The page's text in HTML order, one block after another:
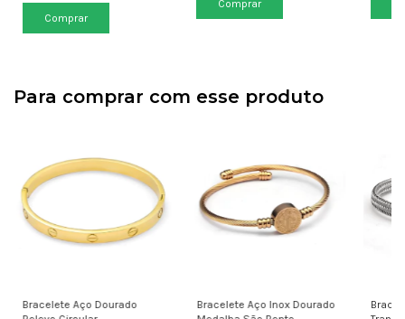
Para comprar com esse produto
Bracelete Aço Dourado
Bracelete Aço Inox Dourado